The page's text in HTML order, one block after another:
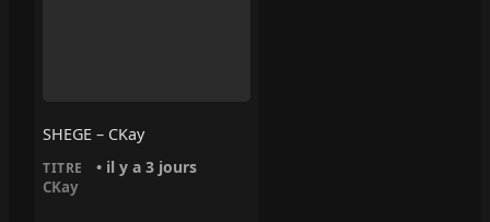
SHEGE – CKay
TITRE • il y a 3 jours
CKay